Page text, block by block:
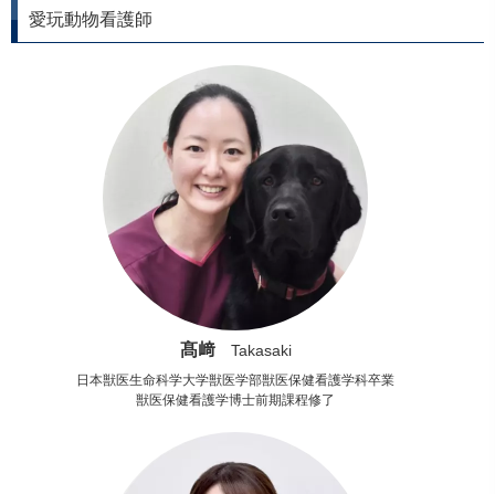
愛玩動物看護師
髙﨑 Takasaki
日本獣医生命科学大学獣医学部獣医保健看護学科卒業
獣医保健看護学博士前期課程修了